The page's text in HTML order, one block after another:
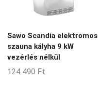
Sawo Scandia elektromos
szauna kályha 9 kW
vezérlés nélkül
124 490 Ft